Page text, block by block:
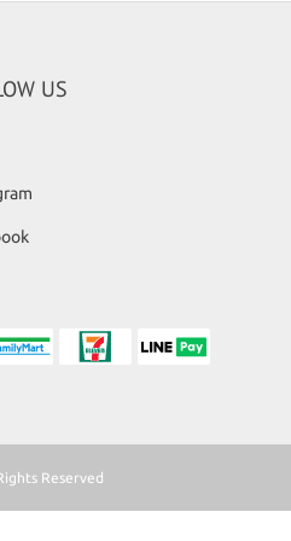
US
Reserved